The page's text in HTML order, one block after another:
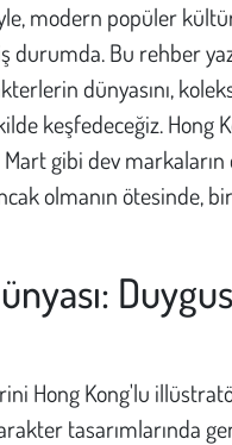
modern popüler
Bu rehber
dünyasını,
keşfedeceğiz. Hong
gibi dev
olmanın ötesinde,
Hong Kong'lu
tasarımlarında